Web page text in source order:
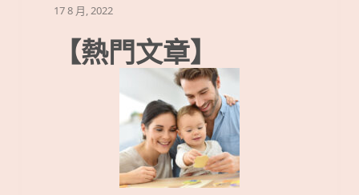
17 8 月, 2022
【熱門文章】